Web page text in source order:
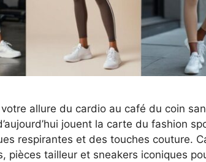
allure du cardio au café du coin
jouent la carte du fashion
respirantes et des touches couture.
pièces tailleur et sneakers iconiques